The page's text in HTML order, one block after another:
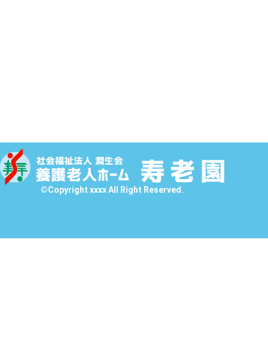
©Copyright xxxx All Right Reserved.